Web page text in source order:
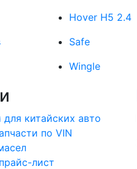
Hover H5 2.4
Safe
Wingle
для китайских авто
по VIN
лист